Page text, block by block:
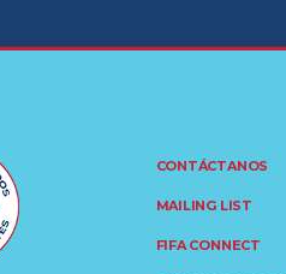
CONTÁCTANOS
MAILING LIST
FIFA CONNECT